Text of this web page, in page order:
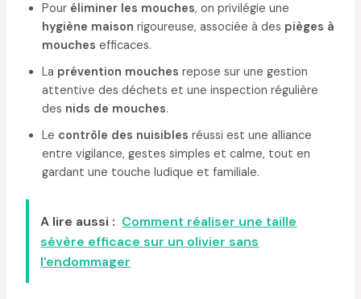
Pour éliminer les mouches, on privilégie une
hygiène maison rigoureuse, associée à des pièges à
mouches efficaces.
La prévention mouches repose sur une gestion
attentive des déchets et une inspection régulière
des nids de mouches.
Le contrôle des nuisibles réussi est une alliance
entre vigilance, gestes simples et calme, tout en
gardant une touche ludique et familiale.
A lire aussi : Comment réaliser une taille
sévère efficace sur un olivier sans
l'endommager